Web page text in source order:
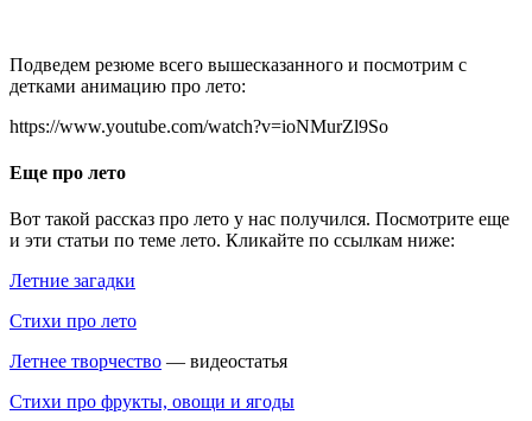
Подведем резюме всего вышесказанного и посмотрим с
детками анимацию про лето:
https://www.youtube.com/watch?v=ioNMurZl9So
Еще про лето
Вот такой рассказ про лето у нас получился. Посмотрите еще
и эти статьи по теме лето. Кликайте по ссылкам ниже:
Летние загадки
Стихи про лето
Летнее творчество — видеостатья
Стихи про фрукты, овощи и ягоды